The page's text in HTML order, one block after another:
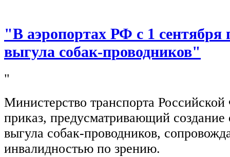
"В аэропортах РФ с 1 сентября
выгула собак-проводников"
"
Министерство транспорта
приказ, предусматривающий создание
выгула собак-проводников,
инвалидностью по зрению.